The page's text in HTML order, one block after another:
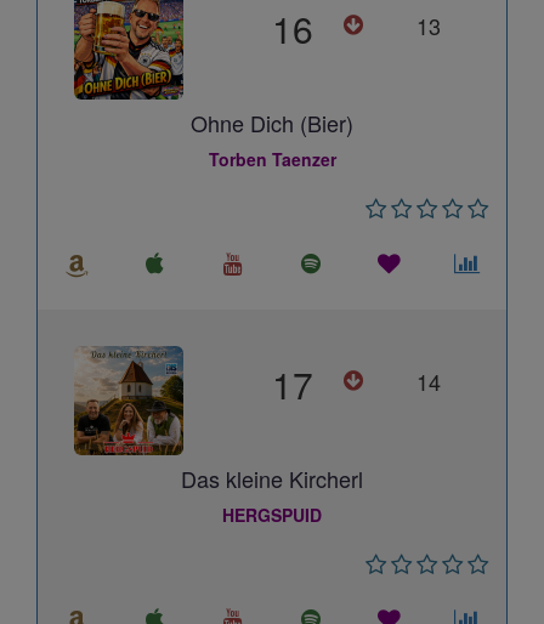
16 13
Ohne Dich (Bier)
Torben Taenzer
17 14
Das kleine Kircherl
HERGSPUID